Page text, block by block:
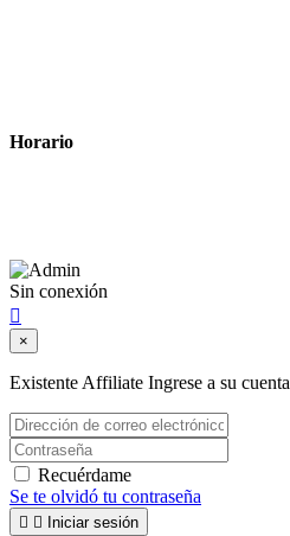
Horario
Sin conexión

×
Existente Affiliate Ingrese a su cuenta
Recuérdame
Se te olvidó tu contraseña
  Iniciar sesión